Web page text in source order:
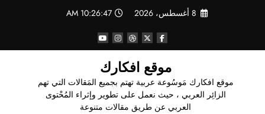
8 أغسطس، 2026 10:26:48 AM
موقع افكارك
موقع افكارك مَوسُوعة عربية تهتم بجميع المَقالات التي تهم
الزائِر العربي ، حيث نعمل على تطوير وإثراء المُحْتوى
العربي عن طريق مقالات متنوعة